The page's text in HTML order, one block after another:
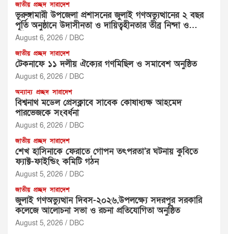
জাতীয় প্রচ্ছদ সারাদেশ
ভূরুঙ্গামারী উপজেলা প্রশাসনের জুলাই গণঅভ্যুত্থানের ২ বছর
পূর্তি অনুষ্ঠানে উদাসীনতা ও দায়িত্বহীনতার তীব্র নিন্দা ও
প্রতিবাদ
August 6, 2026 DBC
জাতীয় প্রচ্ছদ সারাদেশ
টেকনাফে ১১ দলীয় ঐক্যের গণমিছিল ও সমাবেশ অনুষ্ঠিত
August 6, 2026 DBC
অন্যান্য প্রচ্ছদ সারাদেশ
বিশ্বনাথ মডেল প্রেসক্লাবে সাবেক কোষাধ্যক্ষ আহমেদ
পারভেজকে সংবর্ধনা
August 6, 2026 DBC
জাতীয় প্রচ্ছদ সারাদেশ
শেখ হাসিনাকে ফেরাতে গোপন তৎপরতা’র ঘটনায় কুবিতে
ফ্যাক্ট-ফাইন্ডিং কমিটি গঠন
August 5, 2026 DBC
জাতীয় প্রচ্ছদ সারাদেশ
জুলাই গণঅভ্যুত্থান দিবস-২০২৬,উপলক্ষ্যে সদরপুর সরকারি
কলেজে আলোচনা সভা ও রচনা প্রতিযোগিতা অনুষ্ঠিত
August 5, 2026 DBC